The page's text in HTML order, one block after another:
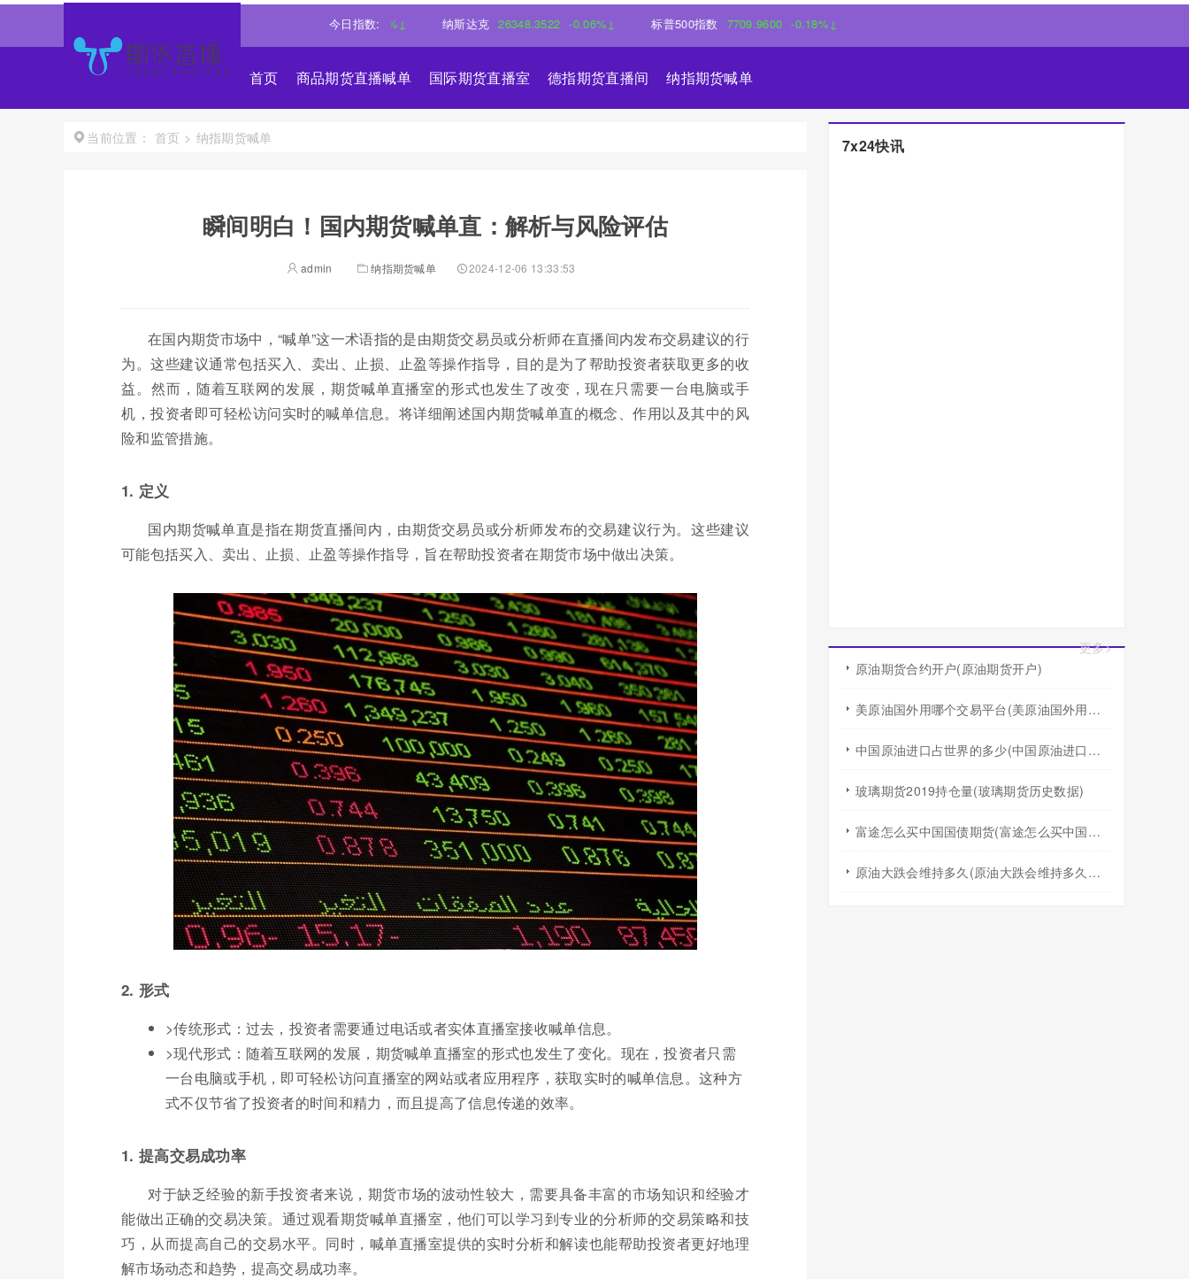
今日指数:
-0.85%↓ 纳斯达克 26348.3522 -0.06%↓ 标普500指数 7709.9600 -0.18%↓
首页 商品期货直播喊单 国际期货直播室 德指期货直播间 纳指期货喊单
当前位置： 首页 > 纳指期货喊单
瞬间明白！国内期货喊单直：解析与风险评估
admin 纳指期货喊单 2024-12-06 13:33:53
在国内期货市场中，“喊单”这一术语指的是由期货交易员或分析师在直播间内发布交易建议的行
为。这些建议通常包括买入、卖出、止损、止盈等操作指导，目的是为了帮助投资者获取更多的收
益。然而，随着互联网的发展，期货喊单直播室的形式也发生了改变，现在只需要一台电脑或手
机，投资者即可轻松访问实时的喊单信息。将详细阐述国内期货喊单直的概念、作用以及其中的风
险和监管措施。
1. 定义
国内期货喊单直是指在期货直播间内，由期货交易员或分析师发布的交易建议行为。这些建议
可能包括买入、卖出、止损、止盈等操作指导，旨在帮助投资者在期货市场中做出决策。
2. 形式
>传统形式：过去，投资者需要通过电话或者实体直播室接收喊单信息。
>现代形式：随着互联网的发展，期货喊单直播室的形式也发生了变化。现在，投资者只需
一台电脑或手机，即可轻松访问直播室的网站或者应用程序，获取实时的喊单信息。这种方
式不仅节省了投资者的时间和精力，而且提高了信息传递的效率。
1. 提高交易成功率
对于缺乏经验的新手投资者来说，期货市场的波动性较大，需要具备丰富的市场知识和经验才
能做出正确的交易决策。通过观看期货喊单直播室，他们可以学习到专业的分析师的交易策略和技
巧，从而提高自己的交易水平。同时，喊单直播室提供的实时分析和解读也能帮助投资者更好地理
解市场动态和趋势，提高交易成功率。
7x24快讯
更多>
原油期货合约开户(原油期货开户)
美原油国外用哪个交易平台(美原油国外用哪个交易平台好)
中国原油进口占世界的多少(中国原油进口占世界的多少比例)
玻璃期货2019持仓量(玻璃期货历史数据)
富途怎么买中国国债期货(富途怎么买中国国债期货交易)
原油大跌会维持多久(原油大跌会维持多久的价值)